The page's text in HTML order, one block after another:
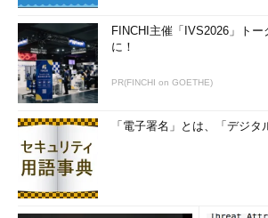
FINCHI主催「IVS2026」ト
に！
PR(FINCHI on GOETHE)
「電子署名」とは、「デジタ